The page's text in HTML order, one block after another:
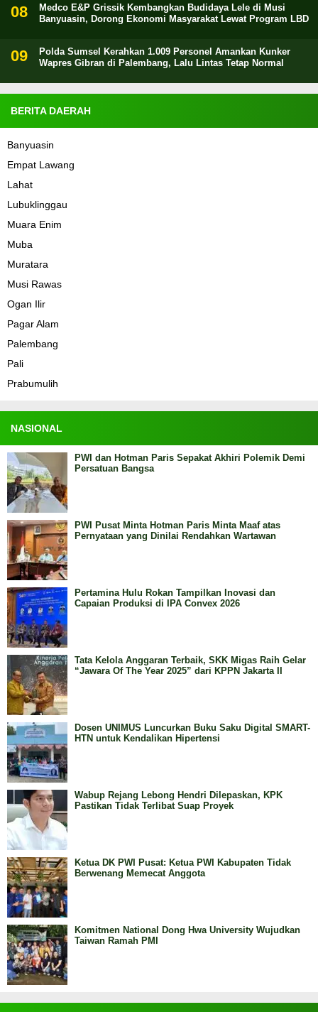
Medco E&P Grissik Kembangkan Budidaya Lele di Musi
Banyuasin, Dorong Ekonomi Masyarakat Lewat Program LBD
Polda Sumsel Kerahkan 1.009 Personel Amankan Kunker
Wapres Gibran di Palembang, Lalu Lintas Tetap Normal
BERITA DAERAH
Banyuasin
Empat Lawang
Lahat
Lubuklinggau
Muara Enim
Muba
Muratara
Musi Rawas
Ogan Ilir
Pagar Alam
Palembang
Pali
Prabumulih
NASIONAL
PWI dan Hotman Paris Sepakat Akhiri Polemik Demi
Persatuan Bangsa
PWI Pusat Minta Hotman Paris Minta Maaf atas
Pernyataan yang Dinilai Rendahkan Wartawan
Pertamina Hulu Rokan Tampilkan Inovasi dan
Capaian Produksi di IPA Convex 2026
Tata Kelola Anggaran Terbaik, SKK Migas Raih Gelar
“Jawara Of The Year 2025” dari KPPN Jakarta II
Dosen UNIMUS Luncurkan Buku Saku Digital SMART-
HTN untuk Kendalikan Hipertensi
Wabup Rejang Lebong Hendri Dilepaskan, KPK
Pastikan Tidak Terlibat Suap Proyek
Ketua DK PWI Pusat: Ketua PWI Kabupaten Tidak
Berwenang Memecat Anggota
Komitmen National Dong Hwa University Wujudkan
Taiwan Ramah PMI